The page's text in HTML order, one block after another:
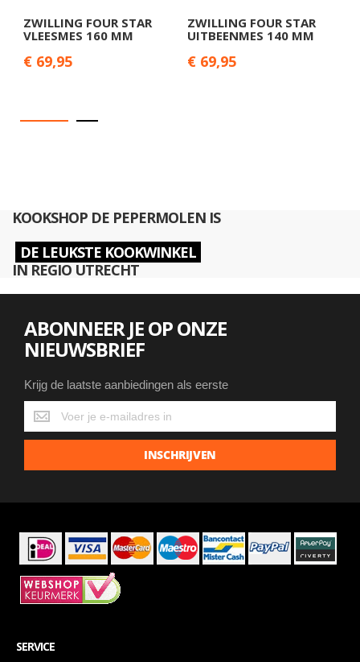
ZWILLING FOUR STAR
VLEESMES 160 MM
€ 69,95
ZWILLING FOUR STAR
UITBEENMES 140 MM
€ 69,95
KOOKSHOP DE PEPERMOLEN IS
DE LEUKSTE KOOKWINKEL
IN REGIO UTRECHT
ABONNEER JE OP ONZE
NIEUWSBRIEF
Krijg de laatste aanbiedingen als eerste
Krijg
de
laatste
INSCHRIJVEN
SERVICE